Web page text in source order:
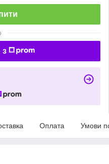
з
Оплата Умови